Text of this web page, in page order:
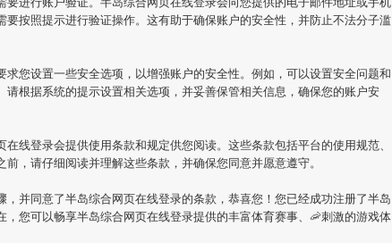
要按照提示进行验证操作。这有助于确保账户的安全性，并防止不法分子滥
求您设置一些安全选项，以增强账户的安全性。例如，可以设置安全问题和
请根据系统的提示设置相关选项，并妥善保管相关信息，确保您的账户安
线登录会提供使用条款和规定供您阅读。这些条款包括平台的使用规范、
，请仔细阅读并理解这些条款，并确保您同意并愿意遵守。
，并同意了半岛综合网页在线登录的条款，恭喜您！您已经成功注册了半岛
，您可以畅享半岛综合网页在线登录提供的丰富体育赛事、🦐刺激的游戏体